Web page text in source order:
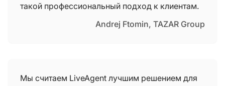
такой профессиональный подход к клиентам.
Andrej Ftomin, TAZAR Group
Мы считаем LiveAgent лучшим решением для